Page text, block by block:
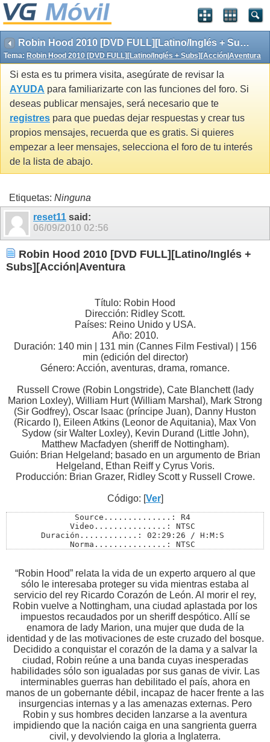
Robin Hood 2010 [DVD FULL][Latino/Inglés + Subs][Acción|Aventura
Tema: Robin Hood 2010 [DVD FULL][Latino/Inglés + Subs][Acción|Aventura
Si esta es tu primera visita, asegúrate de revisar la
AYUDA para familiarizarte con las funciones del foro. Si
deseas publicar mensajes, será necesario que te
registres para que puedas dejar respuestas y crear tus
propios mensajes, recuerda que es gratis. Si quieres
empezar a leer mensajes, selecciona el foro de tu interés
de la lista de abajo.
Etiquetas: Ninguna
reset11 said:
06/09/2010 02:56
Robin Hood 2010 [DVD FULL][Latino/Inglés +
Subs][Acción|Aventura
Título: Robin Hood
Dirección: Ridley Scott.
Países: Reino Unido y USA.
Año: 2010.
Duración: 140 min | 131 min (Cannes Film Festival) | 156
min (edición del director)
Género: Acción, aventuras, drama, romance.
Russell Crowe (Robin Longstride), Cate Blanchett (lady
Marion Loxley), William Hurt (William Marshal), Mark Strong
(Sir Godfrey), Oscar Isaac (príncipe Juan), Danny Huston
(Ricardo I), Eileen Atkins (Leonor de Aquitania), Max Von
Sydow (sir Walter Loxley), Kevin Durand (Little John),
Matthew Macfadyen (sheriff de Nottingham).
Guión: Brian Helgeland; basado en un argumento de Brian
Helgeland, Ethan Reiff y Cyrus Voris.
Producción: Brian Grazer, Ridley Scott y Russell Crowe.
Código: [Ver]
Source..............: R4
Video...............: NTSC
Duración............: 02:29:26 / H:M:S
Norma...............: NTSC
Subtítulos..........: Español - Ingles
Menú................: Si
Extras..............: No
Trailers............: No
“Robin Hood” relata la vida de un experto arquero al que
sólo le interesaba proteger su vida mientras estaba al
servicio del rey Ricardo Corazón de León. Al morir el rey,
Robin vuelve a Nottingham, una ciudad aplastada por los
impuestos recaudados por un sheriff despótico. Allí se
enamora de lady Marion, una mujer que duda de la
identidad y de las motivaciones de este cruzado del bosque.
Decidido a conquistar el corazón de la dama y a salvar la
ciudad, Robin reúne a una banda cuyas inesperadas
habilidades sólo son igualadas por sus ganas de vivir. Las
interminables guerras han debilitado el país, ahora en
manos de un gobernante débil, incapaz de hacer frente a las
insurgencias internas y a las amenazas externas. Pero
Robin y sus hombres deciden lanzarse a la aventura
impidiendo que la nación caiga en una sangrienta guerra
civil, y devolviendo la gloria a Inglaterra.